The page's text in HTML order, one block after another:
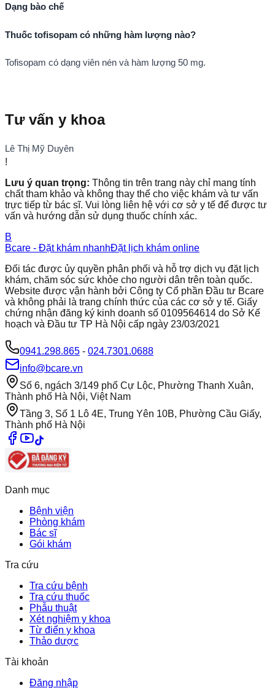
Dạng bào chế
Thuốc tofisopam có những hàm lượng nào?
Tofisopam có dạng viên nén và hàm lượng 50 mg.
Tư vấn y khoa
Lê Thị Mỹ Duyên
!
Lưu ý quan trọng: Thông tin trên trang này chỉ mang tính
chất tham khảo và không thay thế cho việc khám và tư vấn
trực tiếp từ bác sĩ. Vui lòng liên hệ với cơ sở y tế để được tư
vấn và hướng dẫn sử dụng thuốc chính xác.
B
Bcare - Đặt khám nhanhĐặt lịch khám online
Đối tác được ủy quyền phân phối và hỗ trợ dịch vụ đặt lịch
khám, chăm sóc sức khỏe cho người dân trên toàn quốc.
Website được vận hành bởi Công ty Cổ phần Đầu tư Bcare
và không phải là trang chính thức của các cơ sở y tế. Giấy
chứng nhận đăng ký kinh doanh số 0109564614 do Sở Kế
hoạch và Đầu tư TP Hà Nội cấp ngày 23/03/2021
0941.298.865 - 024.7301.0688
info@bcare.vn
Số 6, ngách 3/149 phố Cự Lộc, Phường Thanh Xuân,
Thành phố Hà Nội, Việt Nam
Tầng 3, Số 1 Lô 4E, Trung Yên 10B, Phường Cầu Giấy,
Thành phố Hà Nội
Danh mục
Bệnh viện
Phòng khám
Bác sĩ
Gói khám
Tra cứu
Tra cứu bệnh
Tra cứu thuốc
Phẫu thuật
Xét nghiệm y khoa
Từ điển y khoa
Thảo dược
Tài khoản
Đăng nhập